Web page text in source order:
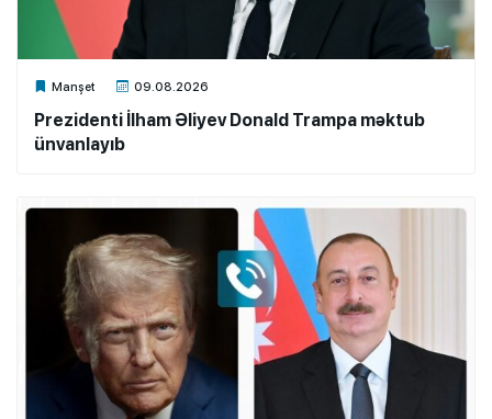
Manşet 09.08.2026
Xalq.Online
Prezidenti İlham Əliyev Donald Trampa məktub
ünvanlayıb